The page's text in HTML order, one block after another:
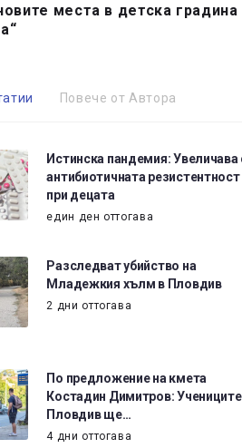
места в детска градина
Повече от Автора
Истинска пандемия: Увеличава
антибиотичната резистентност
при децата
един ден оттогава
Разследват убийство на
Младежкия хълм в Пловдив
2 дни оттогава
По предложение на кмета
Костадин Димитров:
Пловдив ще…
4 дни оттогава